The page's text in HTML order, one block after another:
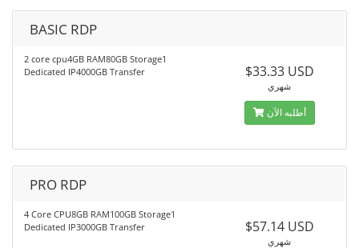
BASIC RDP
2 core cpu4GB RAM80GB Storage1
Dedicated IP4000GB Transfer
$33.33 USD
شهري
أطلبه الآن
PRO RDP
4 Core CPU8GB RAM100GB Storage1
Dedicated IP3000GB Transfer
$57.14 USD
شهري